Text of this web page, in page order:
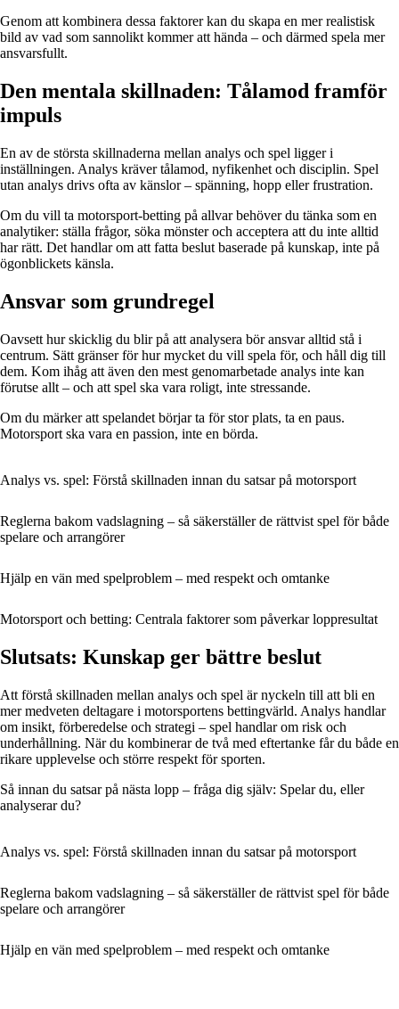
Genom att kombinera dessa faktorer kan du skapa en mer realistisk
bild av vad som sannolikt kommer att hända – och därmed spela mer
ansvarsfullt.
Den mentala skillnaden: Tålamod framför
impuls
En av de största skillnaderna mellan analys och spel ligger i
inställningen. Analys kräver tålamod, nyfikenhet och disciplin. Spel
utan analys drivs ofta av känslor – spänning, hopp eller frustration.
Om du vill ta motorsport-betting på allvar behöver du tänka som en
analytiker: ställa frågor, söka mönster och acceptera att du inte alltid
har rätt. Det handlar om att fatta beslut baserade på kunskap, inte på
ögonblickets känsla.
Ansvar som grundregel
Oavsett hur skicklig du blir på att analysera bör ansvar alltid stå i
centrum. Sätt gränser för hur mycket du vill spela för, och håll dig till
dem. Kom ihåg att även den mest genomarbetade analys inte kan
förutse allt – och att spel ska vara roligt, inte stressande.
Om du märker att spelandet börjar ta för stor plats, ta en paus.
Motorsport ska vara en passion, inte en börda.
Analys vs. spel: Förstå skillnaden innan du satsar på motorsport
Reglerna bakom vadslagning – så säkerställer de rättvist spel för både
spelare och arrangörer
Hjälp en vän med spelproblem – med respekt och omtanke
Motorsport och betting: Centrala faktorer som påverkar loppresultat
Slutsats: Kunskap ger bättre beslut
Att förstå skillnaden mellan analys och spel är nyckeln till att bli en
mer medveten deltagare i motorsportens bettingvärld. Analys handlar
om insikt, förberedelse och strategi – spel handlar om risk och
underhållning. När du kombinerar de två med eftertanke får du både en
rikare upplevelse och större respekt för sporten.
Så innan du satsar på nästa lopp – fråga dig själv: Spelar du, eller
analyserar du?
Analys vs. spel: Förstå skillnaden innan du satsar på motorsport
Reglerna bakom vadslagning – så säkerställer de rättvist spel för både
spelare och arrangörer
Hjälp en vän med spelproblem – med respekt och omtanke